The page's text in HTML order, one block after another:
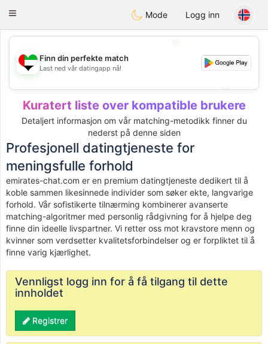
EmiratesChat
Toggle
Mode Logg inn
💖
💕
Finn din perfekte match
Last ned vår datingapp nå!
Kuratert liste over kompatible brukere
Detaljert informasjon om vår matching-metodikk finner du
nederst på denne siden
Profesjonell datingtjeneste for
meningsfulle forhold
emirates-chat.com er en premium datingtjeneste dedikert til å
koble sammen likesinnede individer som søker ekte, langvarige
forhold. Vår sofistikerte tilnærming kombinerer avanserte
matching-algoritmer med personlig rådgivning for å hjelpe deg
finne din ideelle livspartner. Vi retter oss mot kravstore menn og
kvinner som verdsetter kvalitetsforbindelser og er forpliktet til å
finne varig kjærlighet.
Vennligst logg inn for å få tilgang til dette
innholdet
Registrer